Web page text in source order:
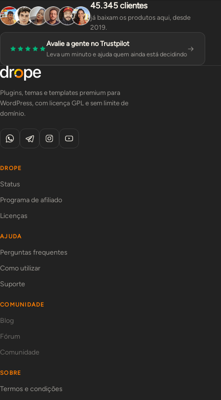
45.345 clientes
já baixam os produtos aqui, desde
2019.
Avalie a gente no Trustpilot
Leva um minuto e ajuda quem ainda está decidindo
Plugins, temas e templates premium para
WordPress, com licença GPL e sem limite de
domínio.
DROPE
Status
Programa de afiliado
Licenças
AJUDA
Perguntas frequentes
Como utilizar
Suporte
COMUNIDADE
Blog
Fórum
Comunidade
SOBRE
Termos e condições